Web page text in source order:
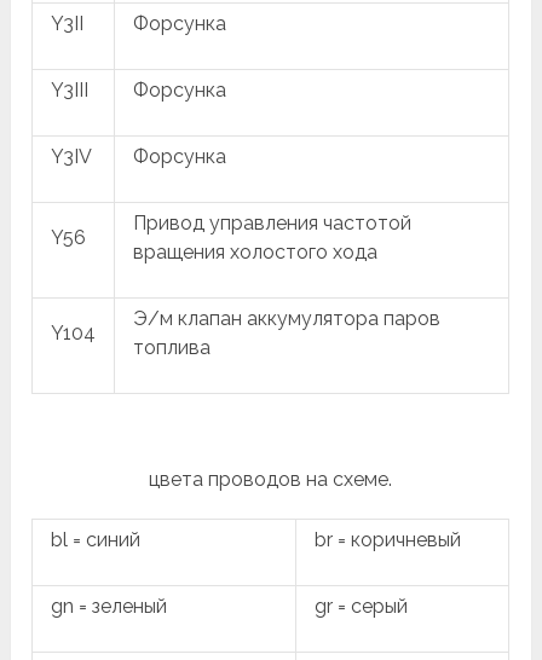
Y3II Форсунка
Y3III Форсунка
Y3IV Форсунка
Y56
Привод управления частотой
вращения холостого хода
Y104
Э/м клапан аккумулятора паров
топлива
цвета проводов на схеме.
bl = синий br = коричневый
gn = зеленый gr = серый